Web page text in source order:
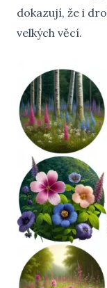
dokazují, že i
velkých věcí.